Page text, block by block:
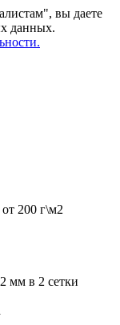
вы даете
данных.
200 г\м2
мм в 2 сетки